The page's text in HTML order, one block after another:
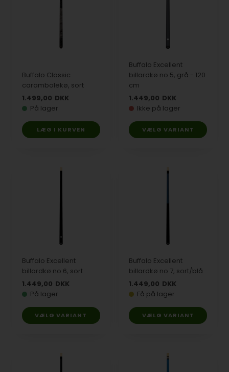
Buffalo Classic
carambolekø, sort
1.499,00 DKK
På lager
Buffalo Excellent
billardkø no 5, grå - 120
cm
1.449,00 DKK
Ikke på lager
VÆLG VARIANT
Buffalo Excellent
billardkø no 6, sort
1.449,00 DKK
På lager
VÆLG VARIANT
Buffalo Excellent
billardkø no 7, sort/blå
1.449,00 DKK
Få på lager
VÆLG VARIANT